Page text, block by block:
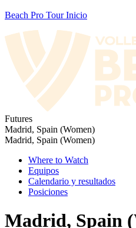
Beach Pro Tour Inicio
Futures
Madrid, Spain (Women)
Madrid, Spain (Women)
Where to Watch
Equipos
Calendario y resultados
Posiciones
Madrid, Spain